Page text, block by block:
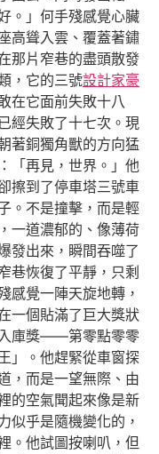
。」何手殘感覺心臟
高聳入雲、覆蓋著鏽
那片窄巷的盡頭散發
，它的三號設計家豪
在它面前失敗十八
經失敗了十七次。現
著銅獨角獸的方向猛
「再見，世界。」他
擦到了停車塔三號車
。不是撞擊，而是輕
一道濃郁的、像薄荷
發出來，瞬間吞噬了
巷恢復了平靜，只剩
感覺一陣天旋地轉，
一個貼滿了巨大獎狀
庫獎——第零點零零
」。他趕緊從車窗探
，而是一望無際、由
的空氣聞起來像是新
似乎是隨機變化的，
。他試圖按喇叭，但